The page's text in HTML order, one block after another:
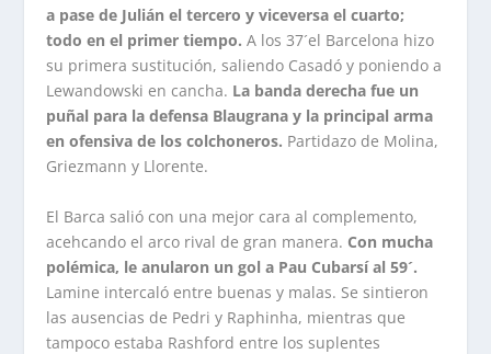
a pase de Julián el tercero y viceversa el cuarto;
todo en el primer tiempo. A los 37´el Barcelona hizo
su primera sustitución, saliendo Casadó y poniendo a
Lewandowski en cancha. La banda derecha fue un
puñal para la defensa Blaugrana y la principal arma
en ofensiva de los colchoneros. Partidazo de Molina,
Griezmann y Llorente.
El Barca salió con una mejor cara al complemento,
acehcando el arco rival de gran manera. Con mucha
polémica, le anularon un gol a Pau Cubarsí al 59´.
Lamine intercaló entre buenas y malas. Se sintieron
las ausencias de Pedri y Raphinha, mientras que
tampoco estaba Rashford entre los suplentes